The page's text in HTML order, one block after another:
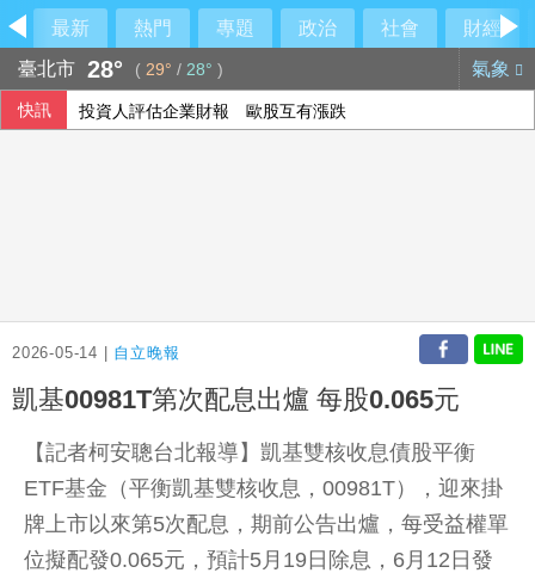
最新 熱門 專題 政治 社會
財經
臺北市 28° ( 29° / 28° ) 氣象
快訊 投資人評估企業財報 歐股互有漲跌
2026-05-14 | 自立晚報
凱基00981T第次配息出爐 每股0.065元
【記者柯安聰台北報導】凱基雙核收息債股平衡
ETF基金（平衡凱基雙核收息，00981T），迎來掛
牌上市以來第5次配息，期前公告出爐，每受益權單
位擬配發0.065元，預計5月19日除息，6月12日發